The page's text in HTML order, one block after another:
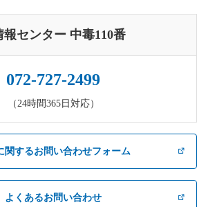
センター 中毒110番
072-727-2499
（24時間365日対応）
関するお問い合わせフォーム
よくあるお問い合わせ